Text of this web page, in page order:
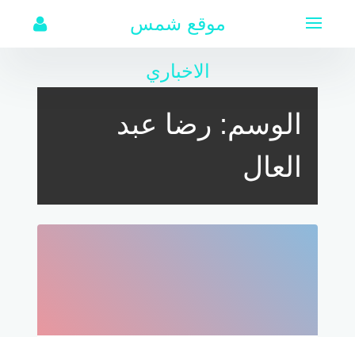
موقع شمس
الاخباري
الوسم: رضا عبد
العال